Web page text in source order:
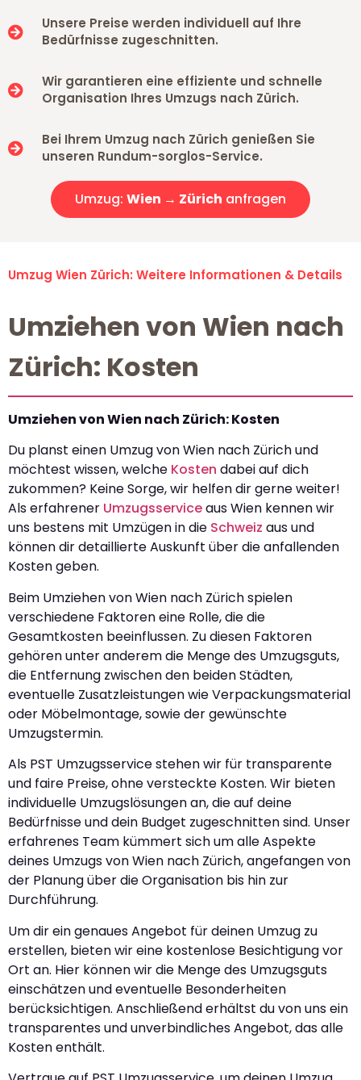
Unsere Preise werden individuell auf Ihre
Bedürfnisse zugeschnitten.
Wir garantieren eine effiziente und schnelle
Organisation Ihres Umzugs nach Zürich.
Bei Ihrem Umzug nach Zürich genießen Sie
unseren Rundum-sorglos-Service.
Umzug: Wien → Zürich anfragen
Umzug Wien Zürich: Weitere Informationen & Details
Umziehen von Wien nach
Zürich: Kosten
Umziehen von Wien nach Zürich: Kosten
Du planst einen Umzug von Wien nach Zürich und
möchtest wissen, welche Kosten dabei auf dich
zukommen? Keine Sorge, wir helfen dir gerne weiter!
Als erfahrener Umzugsserviceaus Wien kennen wir
uns bestens mit Umzügen in die Schweiz aus und
können dir detaillierte Auskunft über die anfallenden
Kosten geben.
Beim Umziehen von Wien nach Zürich spielen
verschiedene Faktoren eine Rolle, die die
Gesamtkosten beeinflussen. Zu diesen Faktoren
gehören unter anderem die Menge des Umzugsguts,
die Entfernung zwischen den beiden Städten,
eventuelle Zusatzleistungen wie Verpackungsmaterial
oder Möbelmontage, sowie der gewünschte
Umzugstermin.
Als PST Umzugsservice stehen wir für transparente
und faire Preise, ohne versteckte Kosten. Wir bieten
individuelle Umzugslösungen an, die auf deine
Bedürfnisse und dein Budget zugeschnitten sind. Unser
erfahrenes Team kümmert sich um alle Aspekte
deines Umzugs von Wien nach Zürich, angefangen von
der Planung über die Organisation bis hin zur
Durchführung.
Um dir ein genaues Angebot für deinen Umzug zu
erstellen, bieten wir eine kostenlose Besichtigung vor
Ort an. Hier können wir die Menge des Umzugsguts
einschätzen und eventuelle Besonderheiten
berücksichtigen. Anschließend erhältst du von uns ein
transparentes und unverbindliches Angebot, das alle
Kosten enthält.